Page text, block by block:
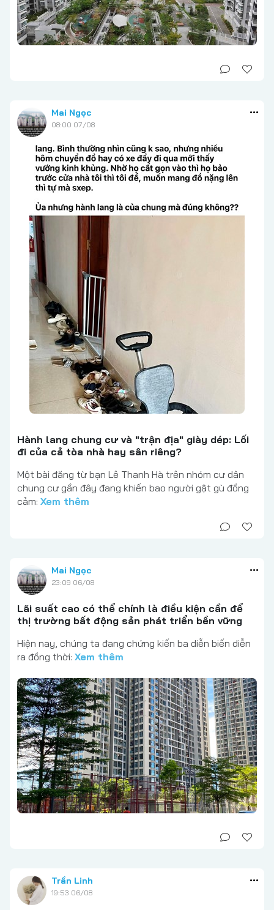
Mai Ngọc
08:00 07/08
Hành lang chung cư và "trận địa" giày dép: Lối
đi của cả tòa nhà hay sân riêng?
Một bài đăng từ bạn Lê Thanh Hà trên nhóm cư dân
chung cư gần đây đang khiến bao người gật gù đồng
cảm: Xem thêm
Mai Ngọc
23:09 06/08
Lãi suất cao có thể chính là điều kiện cần để
thị trường bất động sản phát triển bền vững
Hiện nay, chúng ta đang chứng kiến ba diễn biến diễn
ra đồng thời: Xem thêm
Trần Linh
19:53 06/08